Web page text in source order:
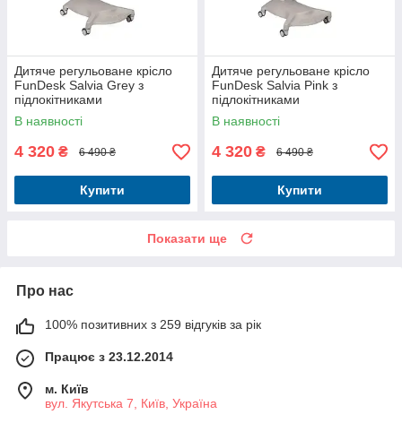
Дитяче регульоване крісло
FunDesk Salvia Grey з
підлокітниками
В наявності
4 320 ₴ 6 490 ₴
Купити
Дитяче регульоване крісло
FunDesk Salvia Pink з
підлокітниками
В наявності
4 320 ₴ 6 490 ₴
Купити
Показати ще
Про нас
100% позитивних з 259 відгуків за рік
Працює з 23.12.2014
м. Київ
вул. Якутська 7, Київ, Україна